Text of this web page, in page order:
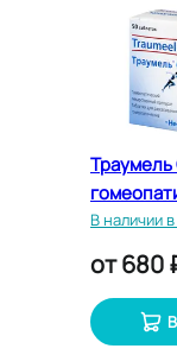
Траумель
В наличии
от680